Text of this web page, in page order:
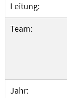
Leitung:
Team:
Jahr: